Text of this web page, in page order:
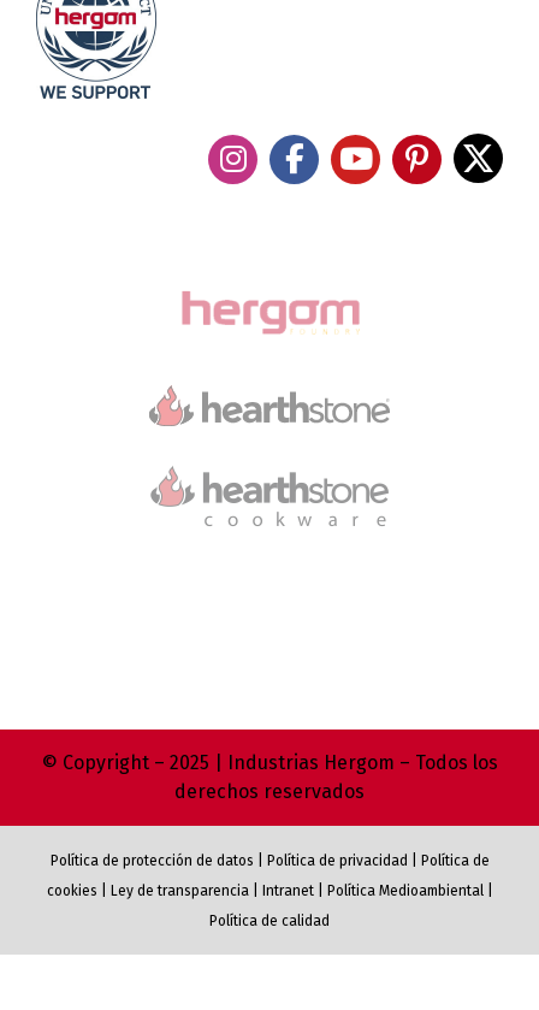
© Copyright – 2025 | Industrias Hergom – Todos los
derechos reservados
Política de protección de datos Política de privacidad
Política de
cookies
Ley de transparencia| Intranet| Política Medioambiental|
Política de calidad